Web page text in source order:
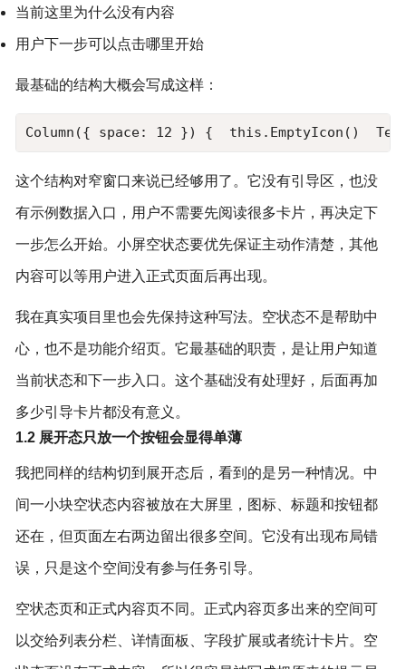
当前这里为什么没有内容
用户下一步可以点击哪里开始
最基础的结构大概会写成这样：
Column({ space: 12 }) {  this.EmptyIcon()  Text('
这个结构对窄窗口来说已经够用了。它没有引导区，也没
有示例数据入口，用户不需要先阅读很多卡片，再决定下
一步怎么开始。小屏空状态要优先保证主动作清楚，其他
内容可以等用户进入正式页面后再出现。
我在真实项目里也会先保持这种写法。空状态不是帮助中
心，也不是功能介绍页。它最基础的职责，是让用户知道
当前状态和下一步入口。这个基础没有处理好，后面再加
多少引导卡片都没有意义。
1.2 展开态只放一个按钮会显得单薄
我把同样的结构切到展开态后，看到的是另一种情况。中
间一小块空状态内容被放在大屏里，图标、标题和按钮都
还在，但页面左右两边留出很多空间。它没有出现布局错
误，只是这个空间没有参与任务引导。
空状态页和正式内容页不同。正式内容页多出来的空间可
以交给列表分栏、详情面板、字段扩展或者统计卡片。空